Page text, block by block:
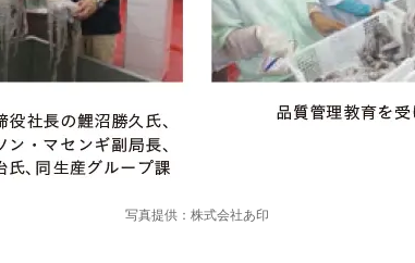
写真提供：株式会社あ印